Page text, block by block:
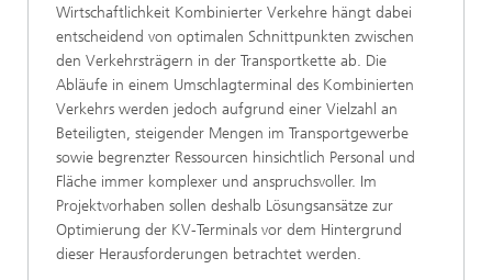
Wirtschaftlichkeit Kombinierter Verkehre hängt dabei
entscheidend von optimalen Schnittpunkten zwischen
den Verkehrsträgern in der Transportkette ab. Die
Abläufe in einem Umschlagterminal des Kombinierten
Verkehrs werden jedoch aufgrund einer Vielzahl an
Beteiligten, steigender Mengen im Transportgewerbe
sowie begrenzter Ressourcen hinsichtlich Personal und
Fläche immer komplexer und anspruchsvoller. Im
Projektvorhaben sollen deshalb Lösungsansätze zur
Optimierung der KV-Terminals vor dem Hintergrund
dieser Herausforderungen betrachtet werden.